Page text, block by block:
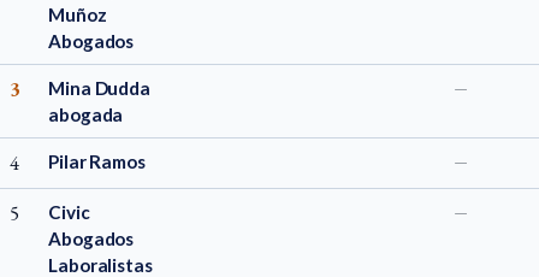
Muñoz
Abogados
3
Mina Dudda
abogada
—
4 Pilar Ramos —
5
Civic
Abogados
Laboralistas
—